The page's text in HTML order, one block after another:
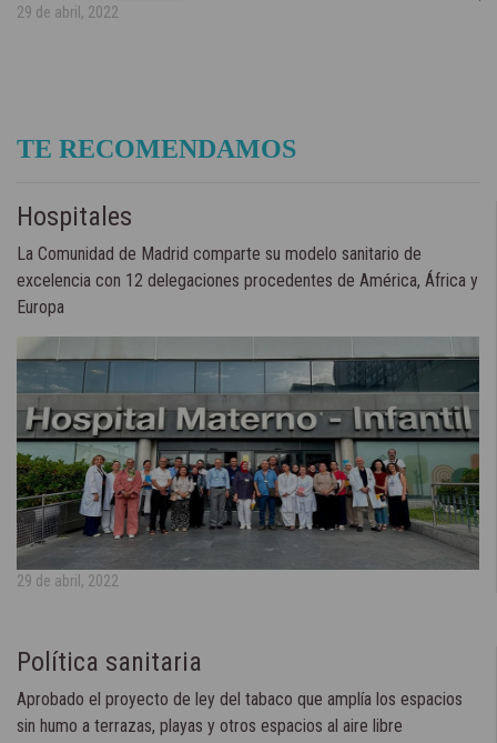
29 de abril, 2022
TE RECOMENDAMOS
Hospitales
La Comunidad de Madrid comparte su modelo sanitario de
excelencia con 12 delegaciones procedentes de América, África y
Europa
29 de abril, 2022
Política sanitaria
Aprobado el proyecto de ley del tabaco que amplía los espacios
sin humo a terrazas, playas y otros espacios al aire libre